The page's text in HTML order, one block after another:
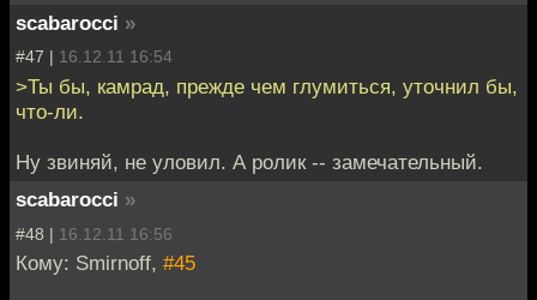
scabarocci »
#47 | 16.12.11 16:54
>Ты бы, камрад, прежде чем глумиться, уточнил бы,
что-ли.
Ну звиняй, не уловил. А ролик -- замечательный.
scabarocci »
#48 | 16.12.11 16:56
Кому: Smirnoff, #45